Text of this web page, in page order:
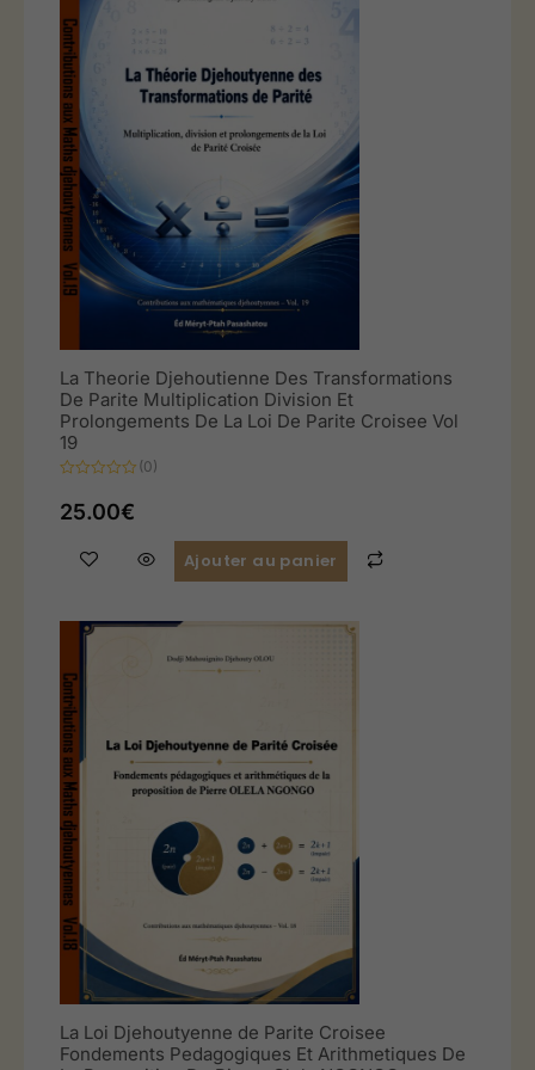
La Theorie Djehoutienne Des Transformations
De Parite Multiplication Division Et
Prolongements De La Loi De Parite Croisee Vol
19
0
sur
(0)
25.00€
Ajouter au panier
La Loi Djehoutyenne de Parite Croisee
Fondements Pedagogiques Et Arithmetiques De